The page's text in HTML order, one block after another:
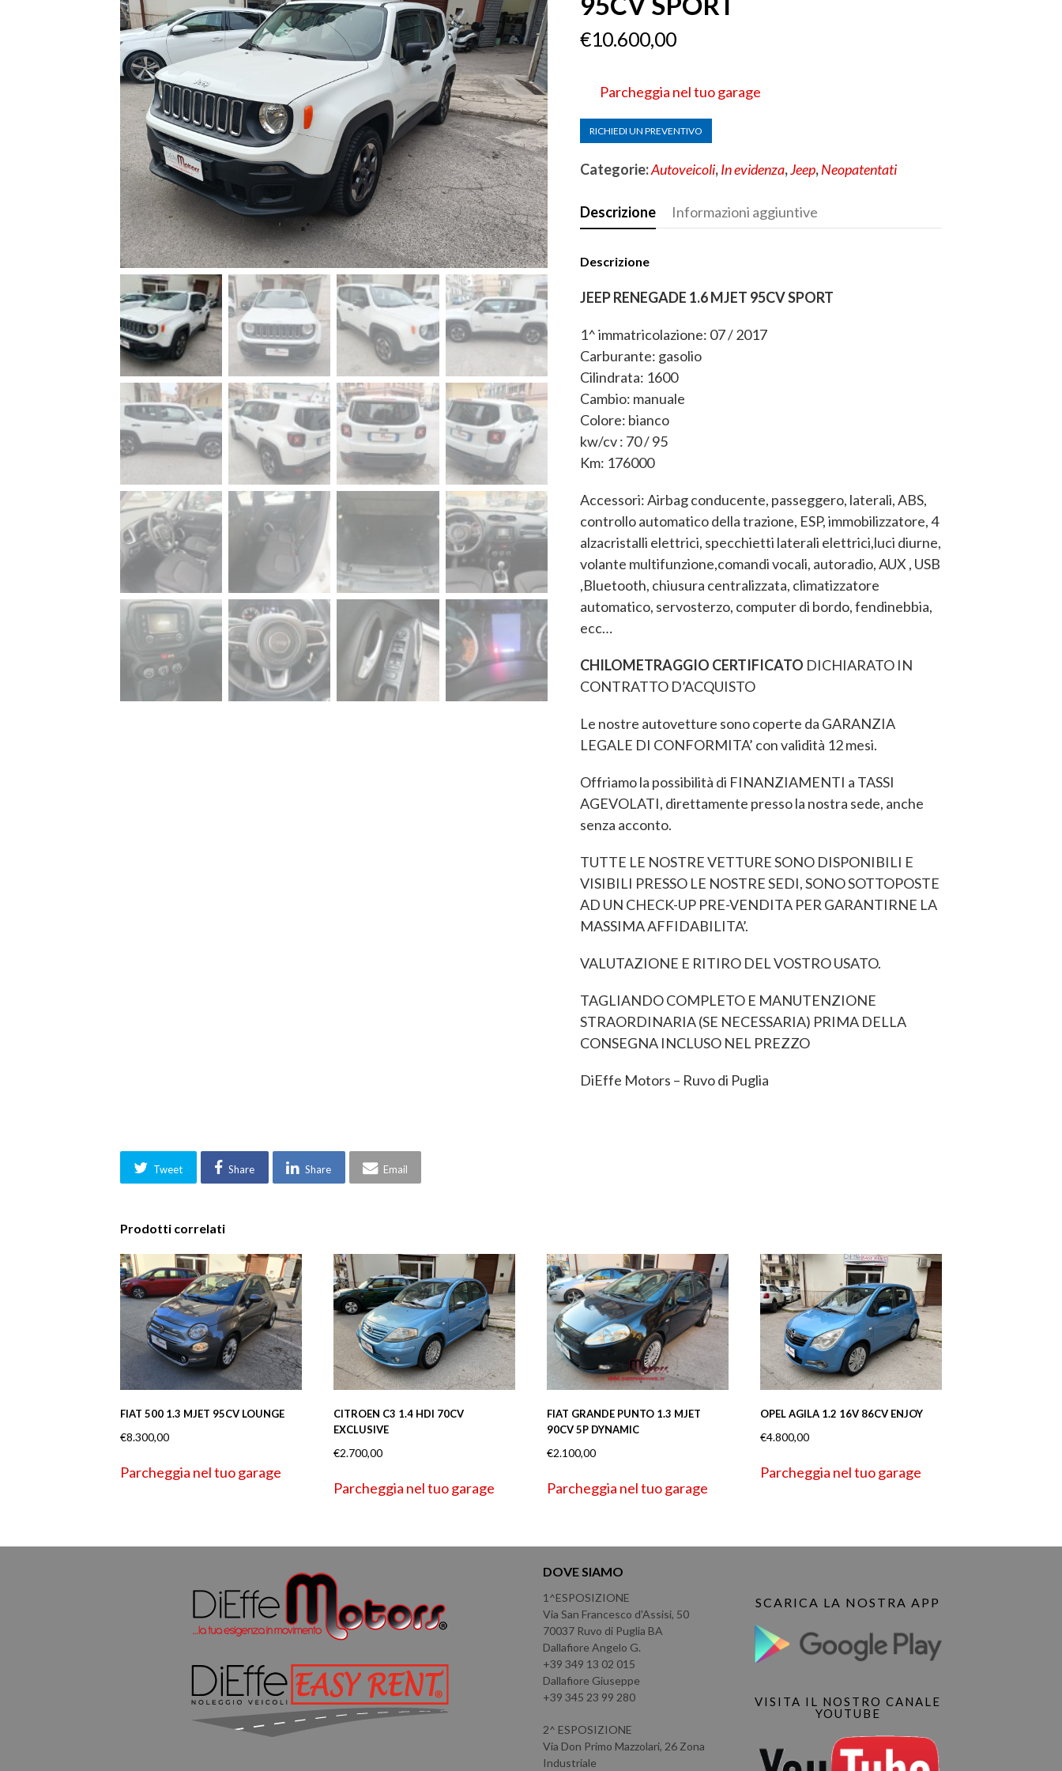
€10.600,00
Parcheggia nel tuo garage
RICHIEDI UN PREVENTIVO
Categorie:Autoveicoli,In evidenza,Jeep,Neopatentati
Descrizione Informazioni aggiuntive
Descrizione
JEEP RENEGADE 1.6 MJET 95CV SPORT
1^ immatricolazione: 07 / 2017
Carburante: gasolio
Cilindrata: 1600
Cambio: manuale
Colore: bianco
kw/cv : 70 / 95
Km: 176000
Accessori: Airbag conducente, passeggero, laterali, ABS,
controllo automatico della trazione, ESP, immobilizzatore, 4
alzacristalli elettrici, specchietti laterali elettrici,luci diurne,
volante multifunzione,comandi vocali, autoradio, AUX , USB
,Bluetooth, chiusura centralizzata, climatizzatore
automatico, servosterzo, computer di bordo, fendinebbia,
ecc…
CHILOMETRAGGIO CERTIFICATO DICHIARATO IN
CONTRATTO D’ACQUISTO
Le nostre autovetture sono coperte da GARANZIA
LEGALE DI CONFORMITA’ con validità 12 mesi.
Offriamo la possibilità di FINANZIAMENTI a TASSI
AGEVOLATI, direttamente presso la nostra sede, anche
senza acconto.
TUTTE LE NOSTRE VETTURE SONO DISPONIBILI E
VISIBILI PRESSO LE NOSTRE SEDI, SONO SOTTOPOSTE
AD UN CHECK-UP PRE-VENDITA PER GARANTIRNE LA
MASSIMA AFFIDABILITA’.
VALUTAZIONE E RITIRO DEL VOSTRO USATO.
TAGLIANDO COMPLETO E MANUTENZIONE
STRAORDINARIA (SE NECESSARIA) PRIMA DELLA
CONSEGNA INCLUSO NEL PREZZO
DiEffe Motors – Ruvo di Puglia
Tweet Share Share Email
Prodotti correlati
FIAT 500 1.3 MJET 95CV LOUNGE
€8.300,00
Parcheggia nel tuo garage
CITROEN C3 1.4 HDI 70CV
EXCLUSIVE
€2.700,00
Parcheggia nel tuo garage
FIAT GRANDE PUNTO 1.3 MJET
90CV 5P DYNAMIC
€2.100,00
Parcheggia nel tuo garage
OPEL AGILA 1.2 16V 86CV ENJOY
€4.800,00
Parcheggia nel tuo garage
DOVE SIAMO
1^ESPOSIZIONE
Via San Francesco d'Assisi, 50
70037 Ruvo di Puglia BA
Dallafiore Angelo G.
+39 349 13 02 015
Dallafiore Giuseppe
+39 345 23 99 280
2^ ESPOSIZIONE
Via Don Primo Mazzolari, 26 Zona
Industriale
SCARICA LA NOSTRA APP
VISITA IL NOSTRO CANALE
YOUTUBE